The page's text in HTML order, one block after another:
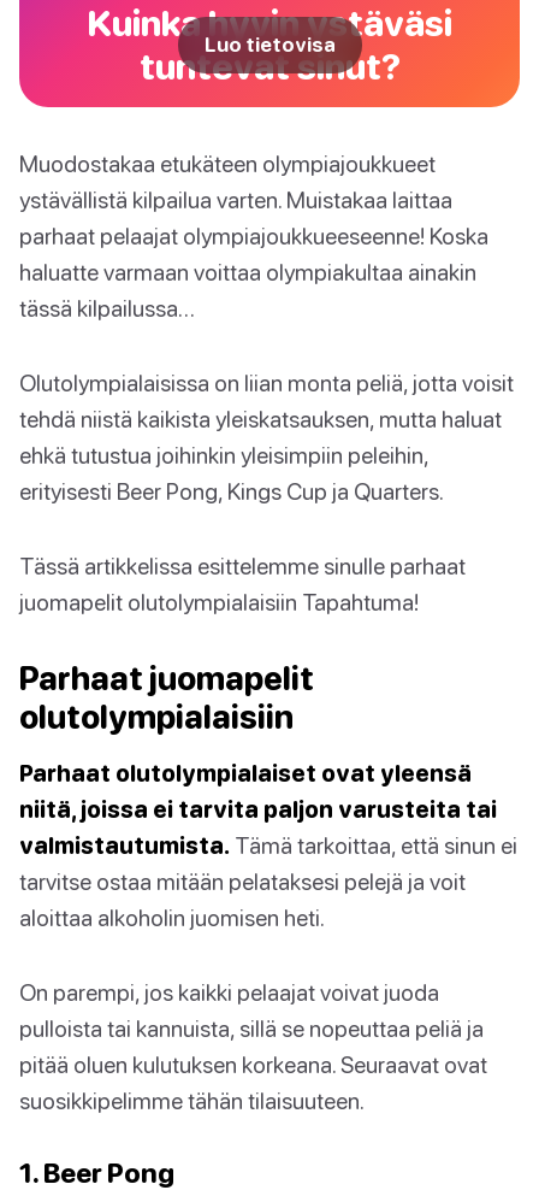
Kuinka hyvin ystäväsi
tuntevat sinut?
Luo tietovisa
Muodostakaa etukäteen olympiajoukkueet
ystävällistä kilpailua varten. Muistakaa laittaa
parhaat pelaajat olympiajoukkueeseenne! Koska
haluatte varmaan voittaa olympiakultaa ainakin
tässä kilpailussa…
Olutolympialaisissa on liian monta peliä, jotta voisit
tehdä niistä kaikista yleiskatsauksen, mutta haluat
ehkä tutustua joihinkin yleisimpiin peleihin,
erityisesti Beer Pong, Kings Cup ja Quarters.
Tässä artikkelissa esittelemme sinulle parhaat
juomapelit olutolympialaisiin Tapahtuma!
Parhaat juomapelit
olutolympialaisiin
Parhaat olutolympialaiset ovat yleensä
niitä, joissa ei tarvita paljon varusteita tai
valmistautumista. Tämä tarkoittaa, että sinun ei
tarvitse ostaa mitään pelataksesi pelejä ja voit
aloittaa alkoholin juomisen heti.
On parempi, jos kaikki pelaajat voivat juoda
pulloista tai kannuista, sillä se nopeuttaa peliä ja
pitää oluen kulutuksen korkeana. Seuraavat ovat
suosikkipelimme tähän tilaisuuteen.
1. Beer Pong